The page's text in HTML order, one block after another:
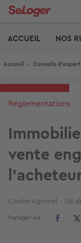
Aller
ACCUEIL
NOS
Fil d'Ariane
Accueil > Conseils
Réglementations
vente
Coralie Agnimel 08
Partager sur